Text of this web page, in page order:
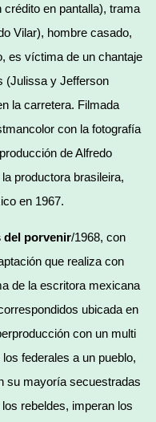
en pantalla), trama
Vilar), hombre casado,
es víctima de un chantaje
(Julissa y Jefferson
la carretera. Filmada
con la fotografía
de Alfredo
productora brasileira,
en 1967.
del porvenir/1968, con
que realiza con
de la escritora mexicana
ubicada en
con un multi
federales a un pueblo,
su mayoría secuestradas
rebeldes, imperan los